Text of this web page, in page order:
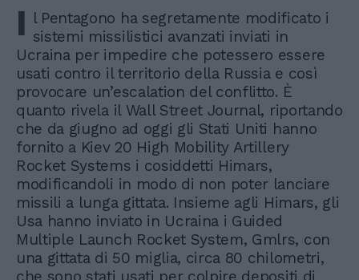
I l Pentagono ha segretamente modificato i
sistemi missilistici avanzati inviati in
Ucraina per impedire che potessero essere
usati contro il territorio della Russia e così
provocare un’escalation del conflitto. È
quanto rivela il Wall Street Journal, riportando
che da giugno ad oggi gli Stati Uniti hanno
fornito a Kiev 20 High Mobility Artillery
Rocket Systems i cosiddetti Himars,
modificandoli in modo di non poter lanciare
missili a lunga gittata. Insieme agli Himars, gli
Usa hanno inviato in Ucraina i Guided
Multiple Launch Rocket System, Gmlrs, con
una gittata di 50 miglia, circa 80 chilometri,